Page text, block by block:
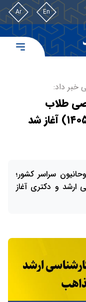
En
Ar
خبر داد:
طلاب
سراسر کشور؛
ارشد و دکتری آغاز